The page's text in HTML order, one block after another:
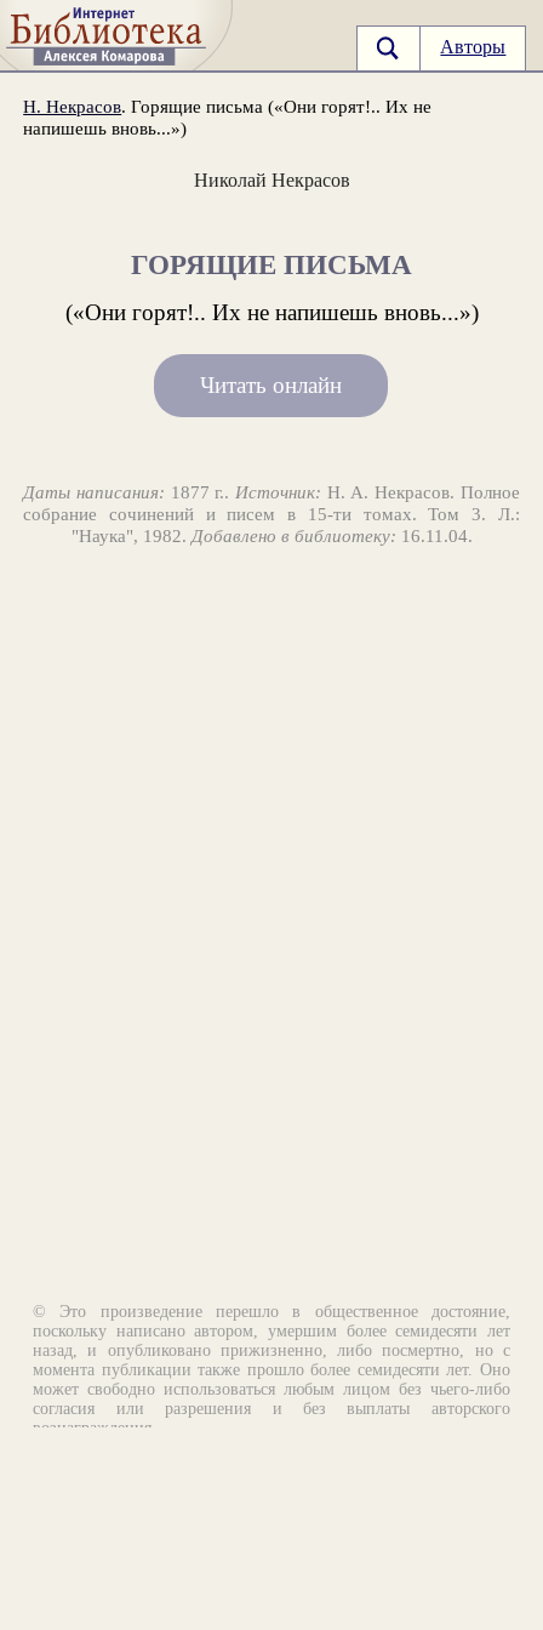
Авторы
Н. Некрасов. Горящие письма («Они горят!.. Их не
напишешь вновь...»)
Николай Некрасов
ГОРЯЩИЕ ПИСЬМА
(«Они горят!.. Их не напишешь вновь...»)
Читать онлайн
Даты написания: 1877 г.. Источник: Н. А. Некрасов. Полное
собрание сочинений и писем в 15-ти томах. Том 3. Л.:
"Наука", 1982. Добавлено в библиотеку: 16.11.04.
© Это произведение перешло в общественное достояние,
поскольку написано автором, умершим более семидесяти лет
назад, и опубликовано прижизненно, либо посмертно, но с
момента публикации также прошло более семидесяти лет. Оно
может свободно использоваться любым лицом без чьего-либо
согласия или разрешения и без выплаты авторского
вознаграждения.